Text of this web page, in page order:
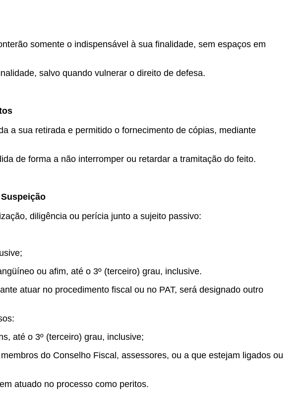
somente o indispensável à sua finalidade, sem espaços em
salvo quando vulnerar o direito de defesa.
a sua retirada e permitido o fornecimento de cópias, mediante
de forma a não interromper ou retardar a tramitação do feito.
diligência ou perícia junto a sujeito passivo:
ou afim, até o 3º (terceiro) grau, inclusive.
atuar no procedimento fiscal ou no PAT, será designado outro
até o 3º (terceiro) grau, inclusive;
do Conselho Fiscal, assessores, ou a que estejam ligados ou
atuado no processo como peritos.